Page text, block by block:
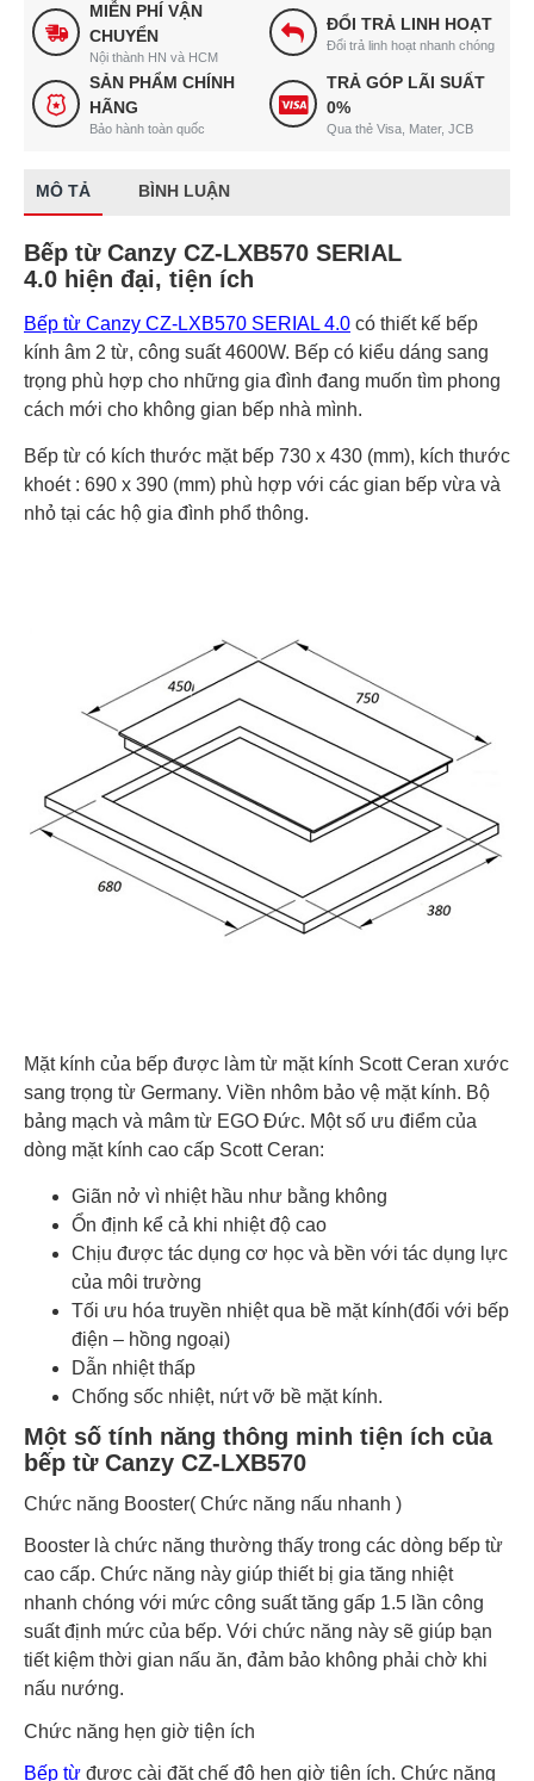
MIỄN PHÍ VẬN
CHUYỂN
Nội thành HN và HCM
ĐỔI TRẢ LINH HOẠT
Đổi trả linh hoạt nhanh chóng
SẢN PHẨM CHÍNH
HÃNG
Bảo hành toàn quốc
TRẢ GÓP LÃI SUẤT
0%
Qua thẻ Visa, Mater, JCB
MÔ TẢ BÌNH LUẬN
Bếp từ Canzy CZ-LXB570 SERIAL
4.0 hiện đại, tiện ích
Bếp từ Canzy CZ-LXB570 SERIAL 4.0 có thiết kế bếp
kính âm 2 từ, công suất 4600W. Bếp có kiểu dáng sang
trọng phù hợp cho những gia đình đang muốn tìm phong
cách mới cho không gian bếp nhà mình.
Bếp từ có kích thước mặt bếp 730 x 430 (mm), kích thước
khoét : 690 x 390 (mm) phù hợp với các gian bếp vừa và
nhỏ tại các hộ gia đình phổ thông.
Mặt kính của bếp được làm từ mặt kính Scott Ceran xước
sang trọng từ Germany. Viền nhôm bảo vệ mặt kính. Bộ
bảng mạch và mâm từ EGO Đức. Một số ưu điểm của
dòng mặt kính cao cấp Scott Ceran:
Giãn nở vì nhiệt hầu như bằng không
Ổn định kể cả khi nhiệt độ cao
Chịu được tác dụng cơ học và bền với tác dụng lực
của môi trường
Tối ưu hóa truyền nhiệt qua bề mặt kính(đối với bếp
điện – hồng ngoại)
Dẫn nhiệt thấp
Chống sốc nhiệt, nứt vỡ bề mặt kính.
Một số tính năng thông minh tiện ích của
bếp từ Canzy CZ-LXB570
Chức năng Booster( Chức năng nấu nhanh )
Booster là chức năng thường thấy trong các dòng bếp từ
cao cấp. Chức năng này giúp thiết bị gia tăng nhiệt
nhanh chóng với mức công suất tăng gấp 1.5 lần công
suất định mức của bếp. Với chức năng này sẽ giúp bạn
tiết kiệm thời gian nấu ăn, đảm bảo không phải chờ khi
nấu nướng.
Chức năng hẹn giờ tiện ích
Bếp từ được cài đặt chế độ hẹn giờ tiện ích. Chức năng